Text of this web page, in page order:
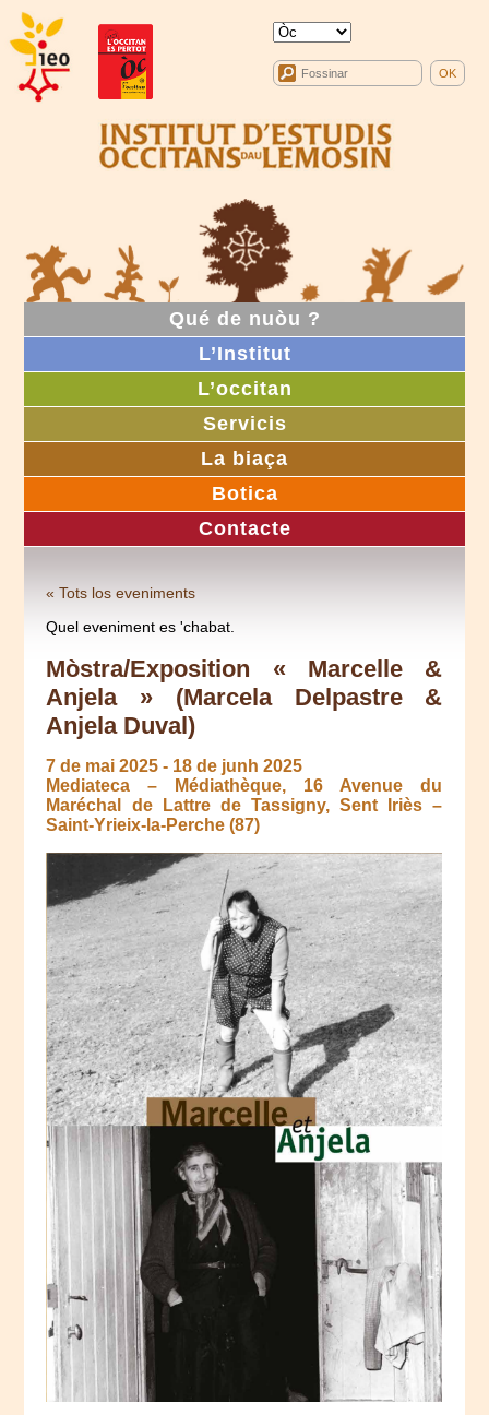
Qué de nuòu ?
L’Institut
L’occitan
Servicis
La biaça
Botica
Contacte
« Tots los eveniments
Quel eveniment es 'chabat.
Mòstra/Exposition « Marcelle &
Anjela » (Marcela Delpastre &
Anjela Duval)
7 de mai 2025 - 18 de junh 2025
Mediateca – Médiathèque, 16 Avenue du
Maréchal de Lattre de Tassigny, Sent Iriès –
Saint-Yrieix-la-Perche (87)